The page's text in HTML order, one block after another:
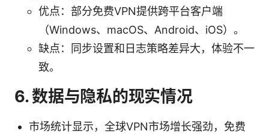
优点：部分免费VPN提供跨平台客户端
（Windows、macOS、Android、iOS）。
缺点：同步设置和日志策略差异大，体验不一
致。
6. 数据与隐私的现实情况
市场统计显示，全球VPN市场增长强劲，免费